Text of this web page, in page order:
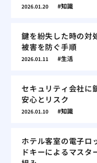
2026.01.20 知識
鍵を紛失した時の対
被害を防ぐ手順
2026.01.11 生活
セキュリティ会社に
安心とリスク
2026.01.10 知識
ホテル客室の電子ロ
ドキーによるマスタ